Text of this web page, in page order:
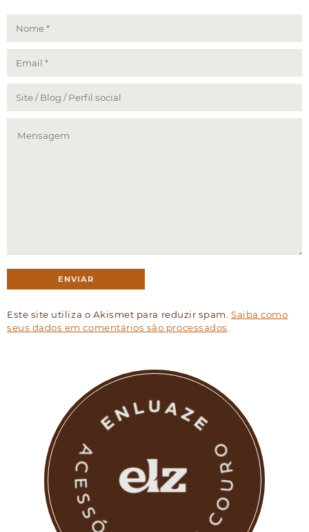
Este site utiliza o Akismet para reduzir spam.Saiba como
seus dados em comentários são processados